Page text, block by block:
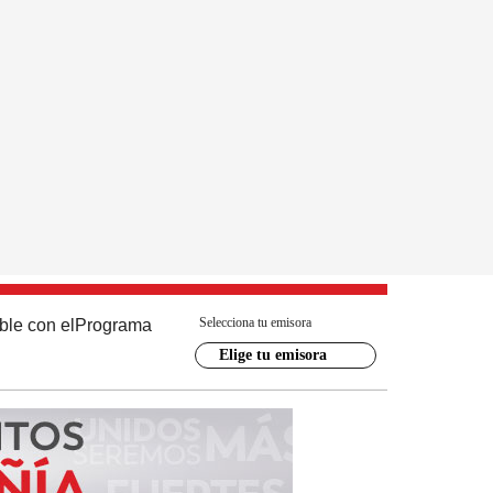
con el Programa Selecciona tu emisora
Elige tu emisora